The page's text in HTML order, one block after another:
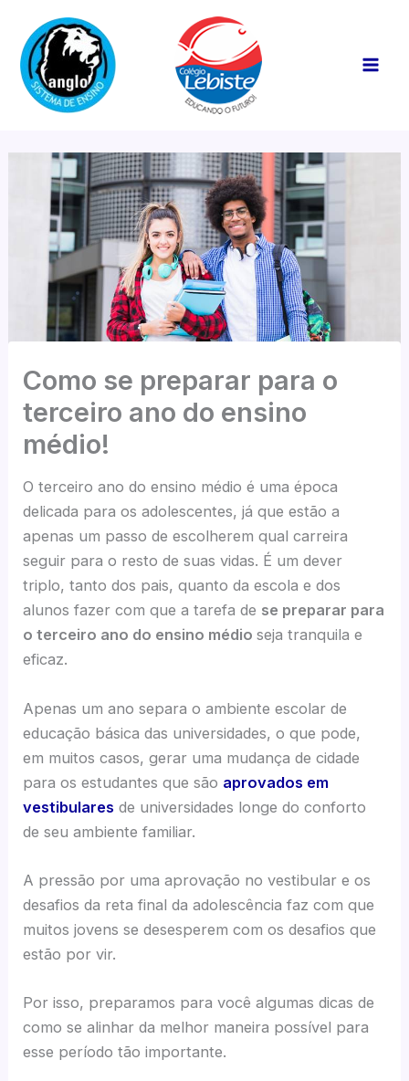
para
conteúdo
Como se preparar para o
terceiro ano do ensino
médio!
O terceiro ano do ensino médio é uma época
delicada para os adolescentes, já que estão a
apenas um passo de escolherem qual carreira
seguir para o resto de suas vidas. É um dever
triplo, tanto dos pais, quanto da escola e dos
alunos fazer com que a tarefa de se preparar para
o terceiro ano do ensino médioseja tranquila e
eficaz.
Apenas um ano separa o ambiente escolar de
educação básica das universidades, o que pode,
em muitos casos, gerar uma mudança de cidade
para os estudantes que são aprovados em
vestibulares de universidades longe do conforto
de seu ambiente familiar.
A pressão por uma aprovação no vestibular e os
desafios da reta final da adolescência faz com que
muitos jovens se desesperem com os desafios que
estão por vir.
Por isso, preparamos para você algumas dicas de
como se alinhar da melhor maneira possível para
esse período tão importante.